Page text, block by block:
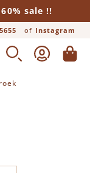
sale !!
of Instagram
ZOEK ACCOUNT